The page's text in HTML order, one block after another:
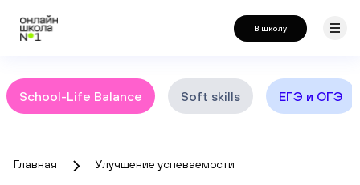
В школу
School-Life Balance Soft skills ЕГЭ и ОГЭ
Главная Улучшение успеваемости